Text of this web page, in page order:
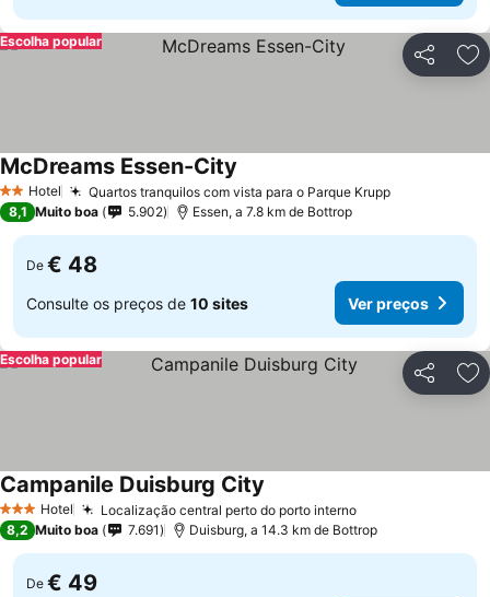
Partilhar
Escolha popular
2 Estrelas
Hotel Quartos tranquilos com vista para o Parque KruppVer preços
McDreams Essen-City
8,1 Muito boa 5.902 Essen, a 7.8 km de Bottrop
De € 48
Consulte os preços de 10 sites Ver preços
Partilhar
Escolha popular
3 EstrelasHotel Localização central perto do porto internoVer preços
Campanile Duisburg City
8,2 Muito boa 7.691 Duisburg, a 14.3 km de Bottrop
De € 49